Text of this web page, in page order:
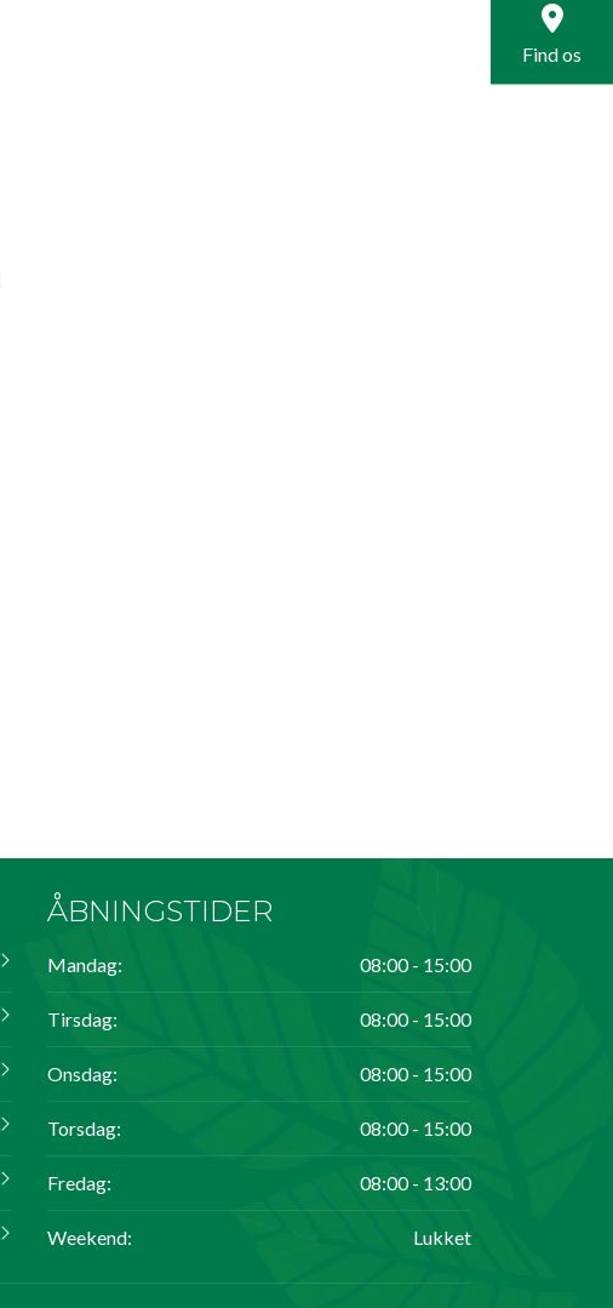
ÅBNINGSTIDER
Mandag: 08:00 - 15:00
Tirsdag: 08:00 - 15:00
Onsdag: 08:00 - 15:00
Torsdag: 08:00 - 15:00
Fredag: 08:00 - 13:00
Weekend: Lukket
Find os